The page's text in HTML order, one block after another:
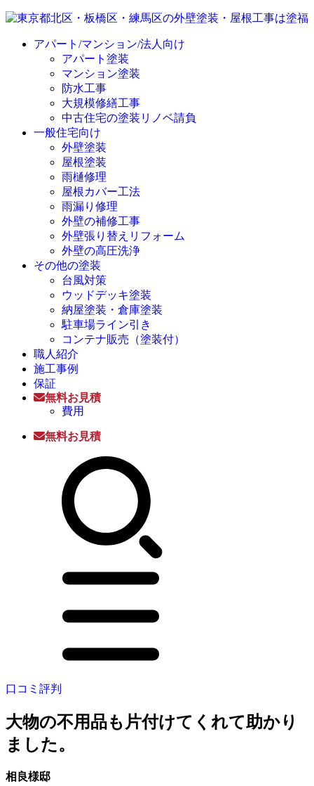
アパート/マンション/法人向け
アパート塗装
マンション塗装
防水工事
大規模修繕工事
中古住宅の塗装リノベ請負
一般住宅向け
外壁塗装
屋根塗装
雨樋修理
屋根カバー工法
雨漏り修理
外壁の補修工事
外壁張り替えリフォーム
外壁の高圧洗浄
その他の塗装
台風対策
ウッドデッキ塗装
納屋塗装・倉庫塗装
駐車場ライン引き
コンテナ販売（塗装付）
職人紹介
施工事例
保証
無料お見積
費用
無料お見積
口コミ評判
大物の不用品も片付けてくれて助かり
ました。
相良様邸